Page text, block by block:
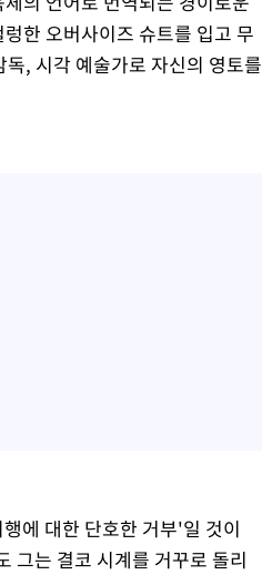
한 오버사이즈 슈트를 입고 무
, 시각 예술가로 자신의 영토를
에 대한 단호한 거부'일 것이
그는 결코 시계를 거꾸로 돌리